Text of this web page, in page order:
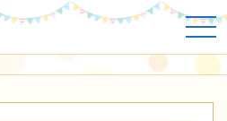
アラカルト